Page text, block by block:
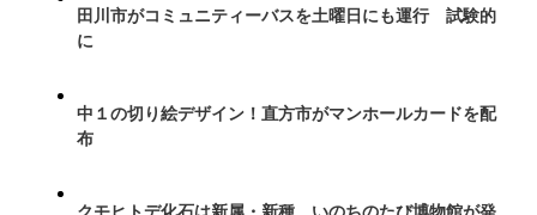
田川市がコミュニティーバスを土曜日にも運行 試験的
に
中１の切り絵デザイン！直方市がマンホールカードを配
布